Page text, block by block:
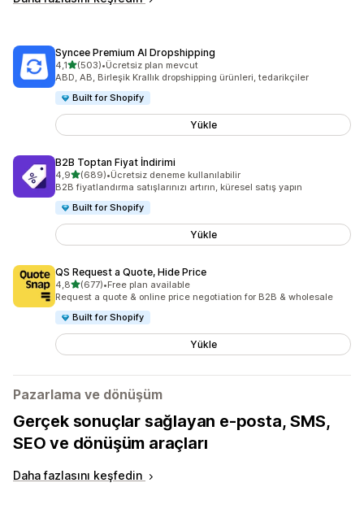
Syncee Premium AI Dropshipping
4,15 yıldız üzerinden
(503)
toplam 503 değerlendirme
•Ücretsiz plan mevcut
ABD, AB, Birleşik Krallık dropshipping ürünleri, tedarikçiler
Built for Shopify
Yükle
B2B Toptan Fiyat İndirimi
4,95 yıldız üzerinden
(689)
toplam 689 değerlendirme
•Ücretsiz deneme kullanılabilir
B2B fiyatlandırma satışlarınızı artırın, küresel satış yapın
Built for Shopify
Yükle
QS Request a Quote, Hide Price
4,85 yıldız üzerinden
(677)
toplam 677 değerlendirme
•Free plan available
Request a quote & online price negotiation for B2B & wholesale
Built for Shopify
Yükle
Pazarlama ve dönüşüm
Gerçek sonuçlar sağlayan e-posta, SMS,
SEO ve dönüşüm araçları
Daha fazlasını keşfedin